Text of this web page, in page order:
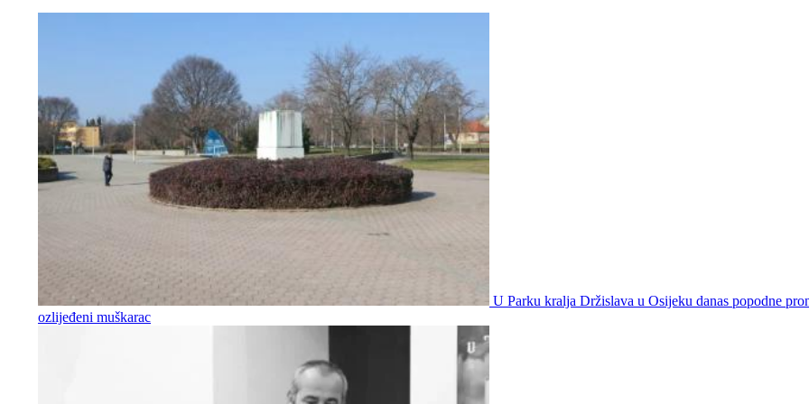
U Parku kralja Držislava u Osijeku danas popodne
ozlijeđeni muškarac